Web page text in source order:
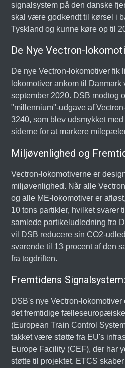
signalsystem på den danske
skal være godkendt til kørsel i
Tyskland og kunne køre op til
De Nye Vectron-
De nye Vectron-lokomotiver fik
lokomotiver ankom til Danmark
september 2020. DSB modtog
"millennium"-udgave af
3240, som blev udsmykket
siderne for at markere
Miljøvenlighed og
Vectron-lokomotiverne er
miljøvenlighed. Når alle
og alle ME-lokomotiver er
10 tons partikler, hvilket svarer
samlede partikeludledning fra
vil DSB reducere sin CO2-
svarende til 13 procent af den
fra togdriften.
Fremtidens
DSB's nye Vectron-lokomotiver
det fremtidige
(European Train Control
takket være støtte fra EU's
Europe Facility (CEF), der har
støtte til projektet. ETCS